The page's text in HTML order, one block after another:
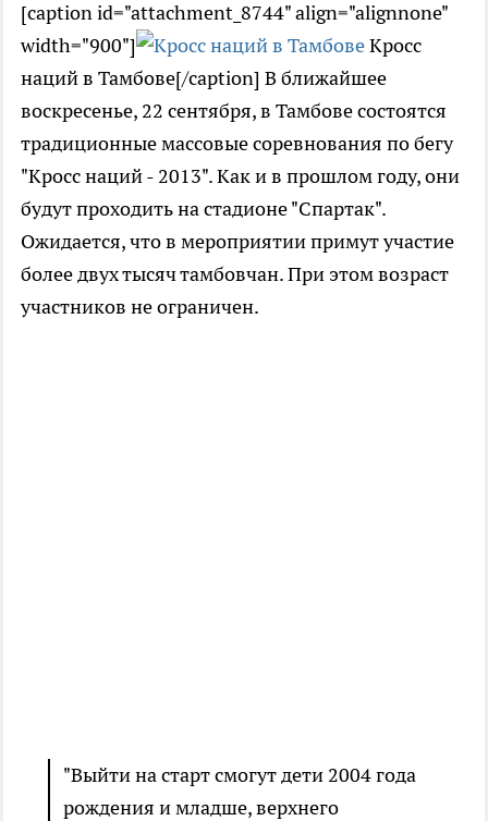
[caption id="attachment_8744" align="alignnone"
width="900"]
Кросс
наций в Тамбове[/caption] В ближайшее
воскресенье, 22 сентября, в Тамбове состоятся
традиционные массовые соревнования по бегу
"Кросс наций - 2013". Как и в прошлом году, они
будут проходить на стадионе "Спартак".
Ожидается, что в мероприятии примут участие
более двух тысяч тамбовчан. При этом возраст
участников не ограничен.
"Выйти на старт смогут дети 2004 года
рождения и младше, верхнего